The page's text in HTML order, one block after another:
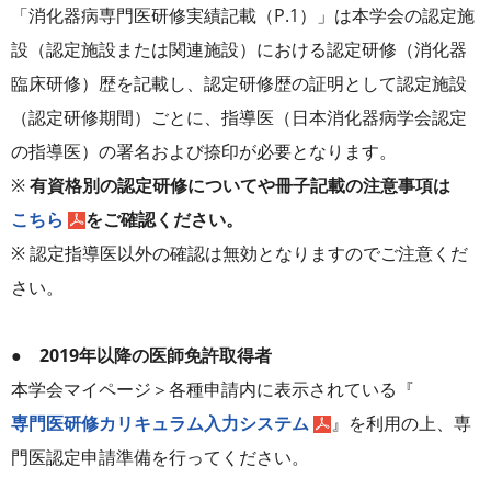
「消化器病専門医研修実績記載（P.1）」は本学会の認定施
設（認定施設または関連施設）における認定研修（消化器
臨床研修）歴を記載し、認定研修歴の証明として認定施設
（認定研修期間）ごとに、指導医（日本消化器病学会認定
の指導医）の署名および捺印が必要となります。
※有資格別の認定研修についてや冊子記載の注意事項は
こちら
をご確認ください。
※ 認定指導医以外の確認は無効となりますのでご注意くだ
さい。
● 2019年以降の医師免許取得者
本学会マイページ＞各種申請内に表示されている『
専門医研修カリキュラム入力システム
』を利用の上、専
門医認定申請準備を行ってください。